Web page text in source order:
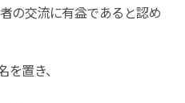
の交流に有益であると認め
を置き、